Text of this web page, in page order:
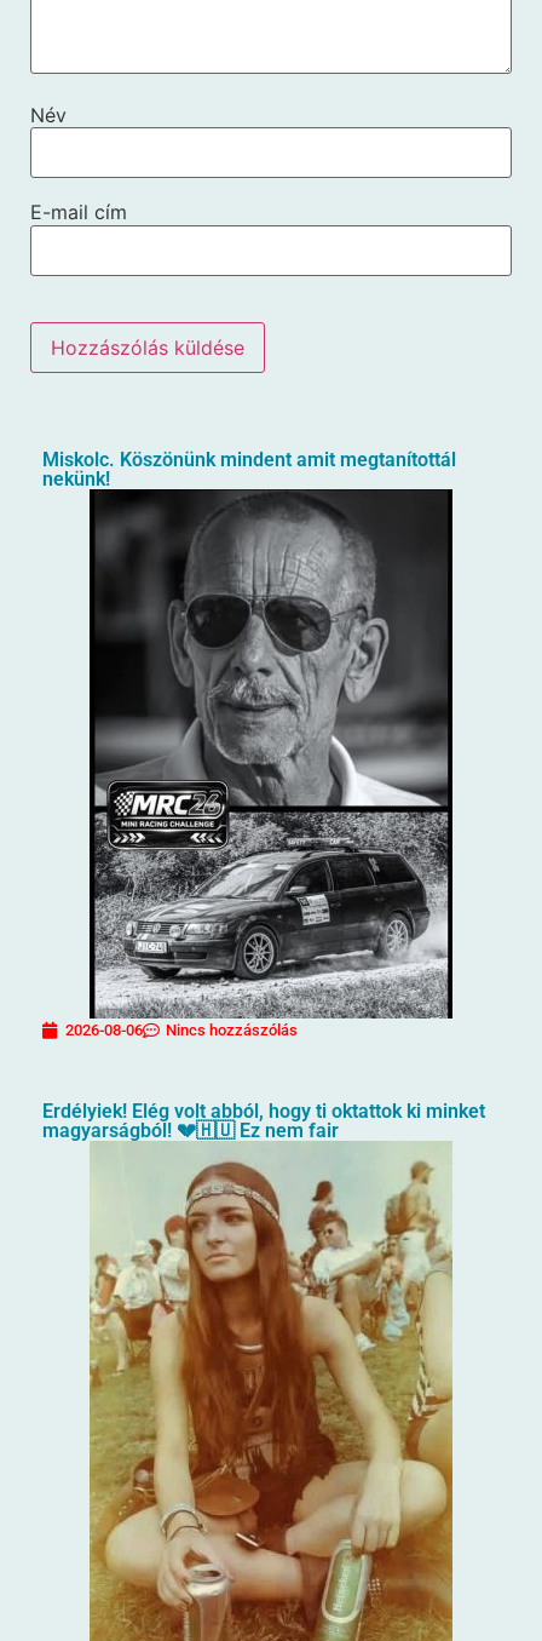
Név
E-mail cím
Miskolc. Köszönünk mindent amit megtanítottál
nekünk!
2026-08-06 Nincs hozzászólás
Erdélyiek! Elég volt abból, hogy ti oktattok ki minket
magyarságból! 💔🇭🇺 Ez nem fair